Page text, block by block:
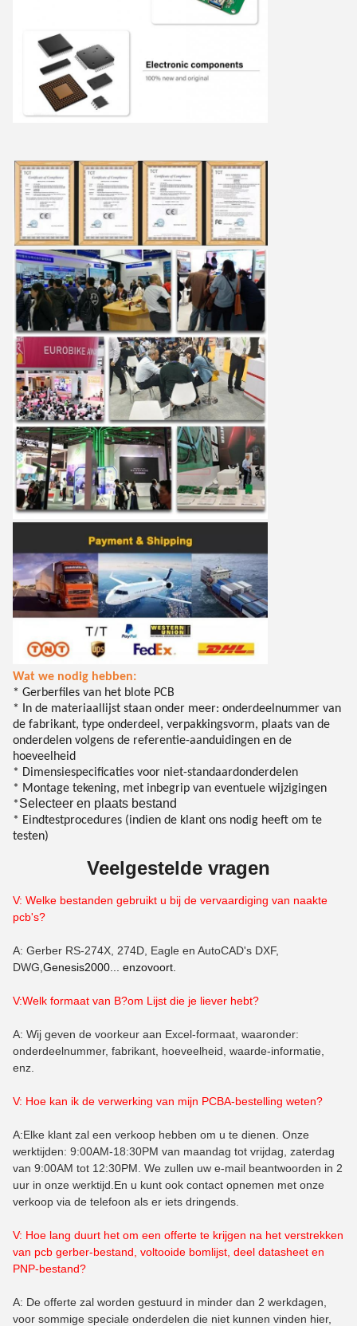
Wat we nodig hebben:
* Gerberfiles van het blote PCB
* In de materiaallijst staan onder meer: onderdeelnummer van
de fabrikant, type onderdeel, verpakkingsvorm, plaats van de
onderdelen volgens de referentie-aanduidingen en de
hoeveelheid
* Dimensiespecificaties voor niet-standaardonderdelen
* Montage tekening, met inbegrip van eventuele wijzigingen
*Selecteer en plaats bestand
* Eindtestprocedures (indien de klant ons nodig heeft om te
testen)
Veelgestelde vragen
V: Welke bestanden gebruikt u bij de vervaardiging van naakte
pcb's?
A: Gerber RS-274X, 274D, Eagle en AutoCAD's DXF,
DWG, Genesis2000... enzovoort.
V:Welk formaat van B?om Lijst die je liever hebt?
A: Wij geven de voorkeur aan Excel-formaat, waaronder:
onderdeelnummer, fabrikant, hoeveelheid, waarde-informatie,
enz.
V: Hoe kan ik de verwerking van mijn PCBA-bestelling weten?
A:Elke klant zal een verkoop hebben om u te dienen. Onze
werktijden: 9:00AM-18:30PM van maandag tot vrijdag, zaterdag
van 9:00AM tot 12:30PM. We zullen uw e-mail beantwoorden in 2
uur in onze werktijd.En u kunt ook contact opnemen met onze
verkoop via de telefoon als er iets dringends.
V: Hoe lang duurt het om een offerte te krijgen na het verstrekken
van pcb gerber-bestand, voltooide bomlijst, deel datasheet en
PNP-bestand?
A: De offerte zal worden gestuurd in minder dan 2 werkdagen,
voor sommige speciale onderdelen die niet kunnen vinden hier,